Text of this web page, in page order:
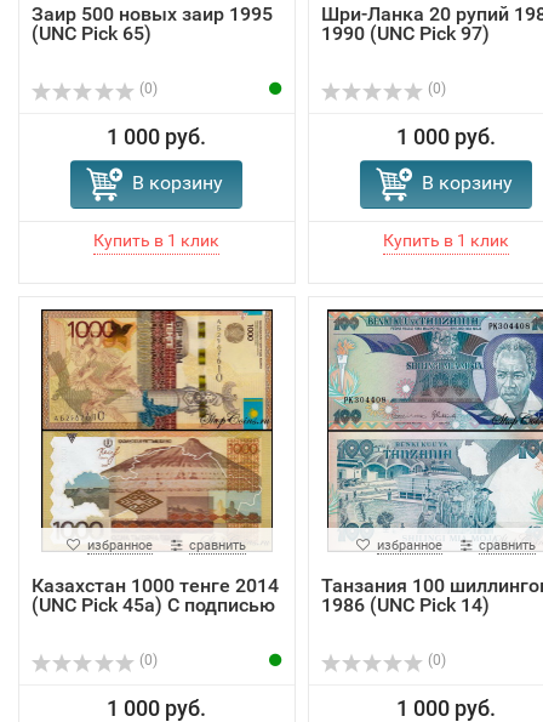
Заир 500 новых заир 1995
(UNC Pick 65)
(0)
1 000 руб.
В корзину
Шри-Ланка 20 рупий
1990 (UNC Pick 97)
(0)
1 000 руб.
В корзину
избранное сравнить
Казахстан 1000 тенге 2014
(UNC Pick 45a) С подписью
(0)
1 000 руб.
избранное сравнить
Танзания 100
1986 (UNC Pick 14)
(0)
1 000 руб.